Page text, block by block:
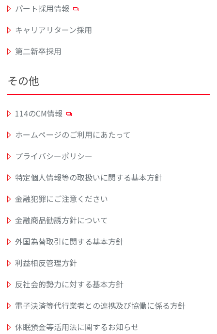
パート採用情報
キャリアリターン採用
第二新卒採用
その他
114のCM情報
ホームページのご利用にあたって
プライバシーポリシー
特定個人情報等の取扱いに関する基本方針
金融犯罪にご注意ください
金融商品勧誘方針について
外国為替取引に関する基本方針
利益相反管理方針
反社会的勢力に対する基本方針
電子決済等代行業者との連携及び協働に係る方針
休眠預金等活用法に関するお知らせ